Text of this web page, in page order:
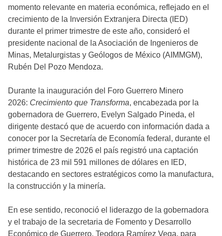
momento relevante en materia económica, reflejado en el
crecimiento de la Inversión Extranjera Directa (IED)
durante el primer trimestre de este año, consideró el
presidente nacional de la Asociación de Ingenieros de
Minas, Metalurgistas y Geólogos de México (AIMMGM),
Rubén Del Pozo Mendoza.
Durante la inauguración del Foro Guerrero Minero
2026: Crecimiento que Transforma, encabezada por la
gobernadora de Guerrero, Evelyn Salgado Pineda, el
dirigente destacó que de acuerdo con información dada a
conocer por la Secretaría de Economía federal, durante el
primer trimestre de 2026 el país registró una captación
histórica de 23 mil 591 millones de dólares en IED,
destacando en sectores estratégicos como la manufactura,
la construcción y la minería.
En ese sentido, reconoció el liderazgo de la gobernadora
y el trabajo de la secretaria de Fomento y Desarrollo
Económico de Guerrero, Teodora Ramírez Vega, para